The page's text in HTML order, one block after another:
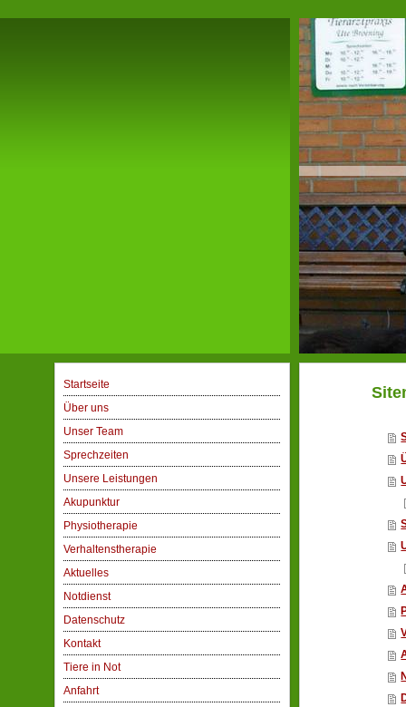
Startseite
Über uns
Unser Team
Sprechzeiten
Unsere Leistungen
Akupunktur
Physiotherapie
Verhaltenstherapie
Aktuelles
Notdienst
Datenschutz
Kontakt
Tiere in Not
Anfahrt